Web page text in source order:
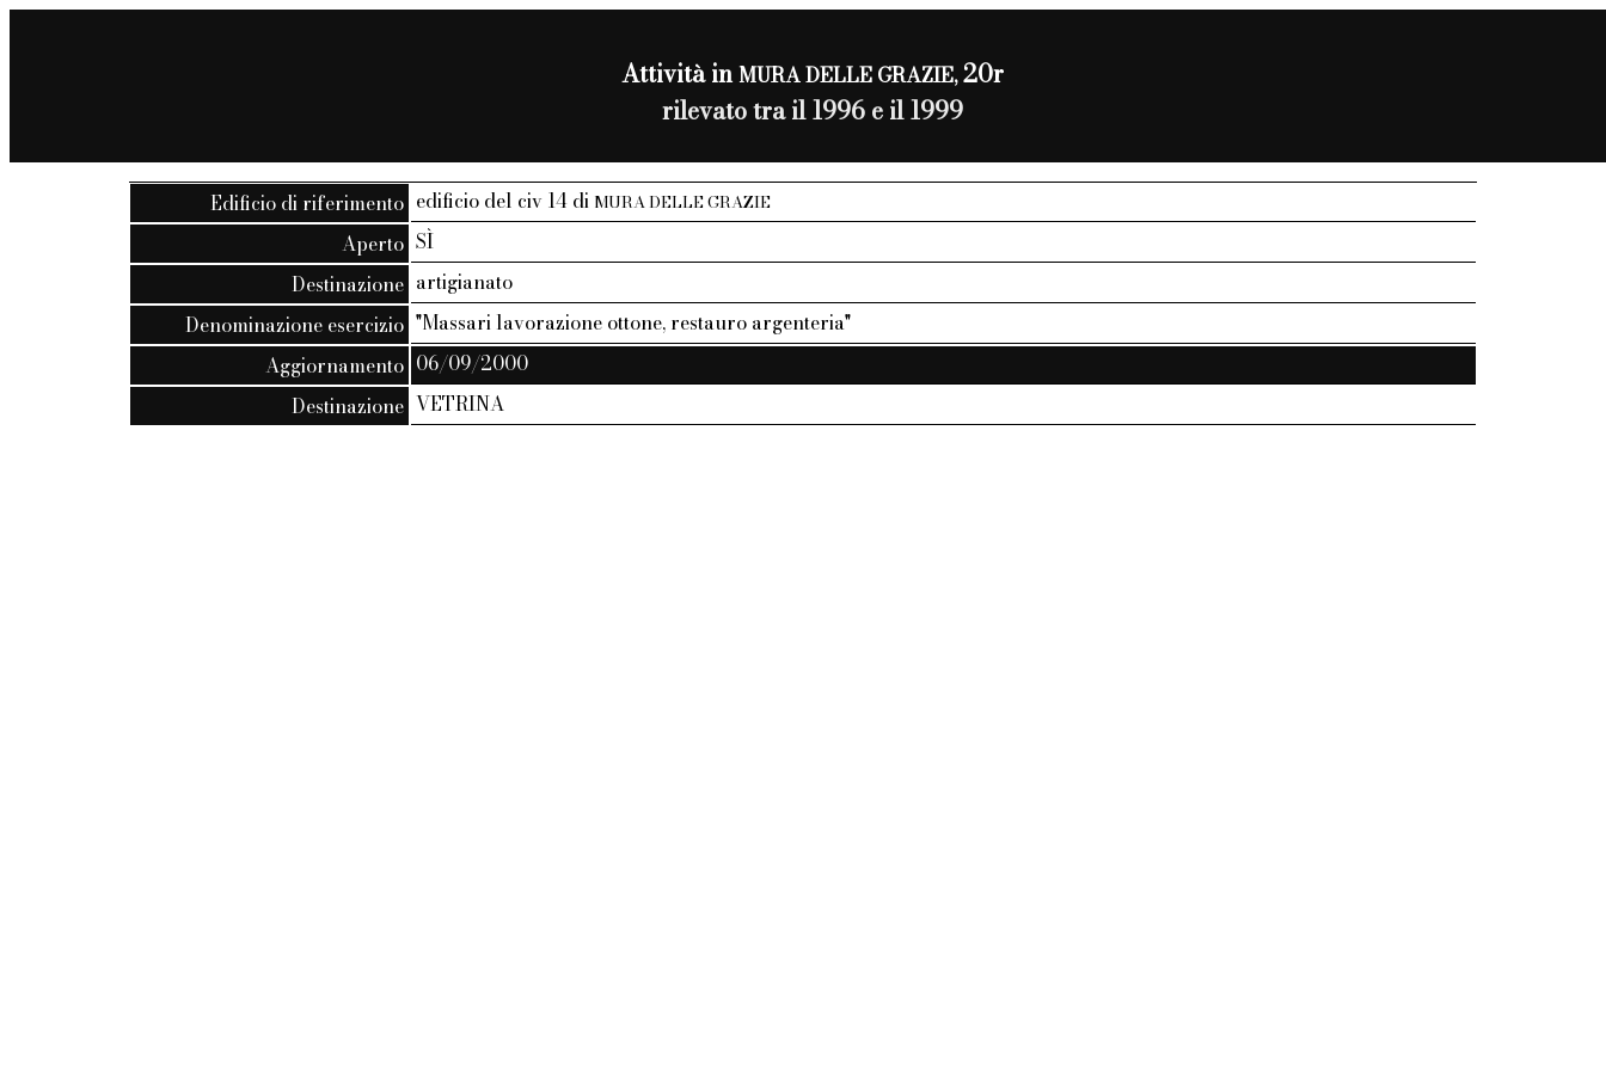
Attività inMURA DELLE GRAZIE,20r
rilevato tra il 1996 e il 1999
Edificio di riferimento edificio del civ 14 di MURA DELLE GRAZIE
Aperto SÌ
Destinazione artigianato
Denominazione esercizio "Massari lavorazione ottone, restauro argenteria"
Aggiornamento 06/09/2000
Destinazione VETRINA